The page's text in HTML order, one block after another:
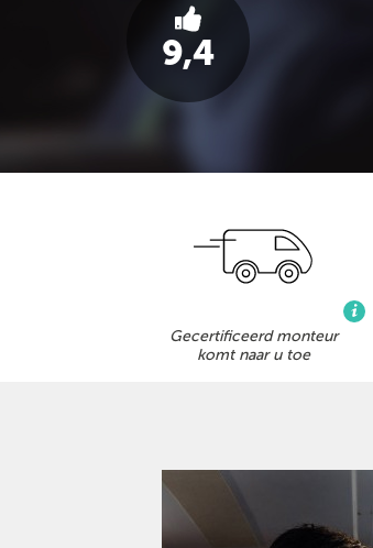
9,4
Gecertificeerd monteur
komt naar u toe